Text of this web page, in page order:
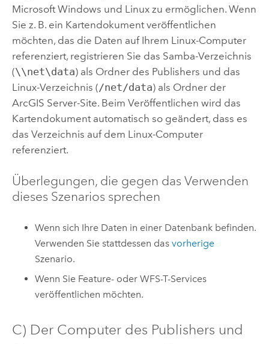
Microsoft Windows und Linuxzu ermöglichen. Wenn
Sie z. B. ein Kartendokument veröffentlichen
möchten, das die Daten auf Ihrem Linux-Computer
referenziert, registrieren Sie das Samba-Verzeichnis
(\\net\data) als Ordner des Publishers und das
Linux-Verzeichnis (/net/data) als Ordner der
ArcGIS Server-Site. Beim Veröffentlichen wird das
Kartendokument automatisch so geändert, dass es
das Verzeichnis auf dem Linux-Computer
referenziert.
Überlegungen, die gegen das Verwenden
dieses Szenarios sprechen
Wenn sich Ihre Daten in einer Datenbank befinden.
Verwenden Sie stattdessen dasvorherige
Szenario.
Wenn Sie Feature- oder WFS-T-Services
veröffentlichen möchten.
C) Der Computer des Publishers und